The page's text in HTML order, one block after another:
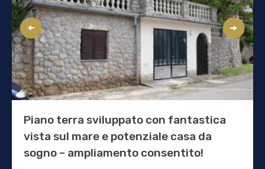
Piano terra sviluppato con fantastica
vista sul mare e potenziale casa da
sogno – ampliamento consentito!